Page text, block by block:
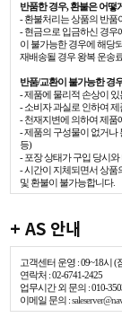
반품한 경우, 환불은 어떻
- 환불처리는 상품의 반품
- 현금으로 입금하신 경우
이 불가능한 경우에 해당
재배송될 경우 왕복 운송
반품/교환이 불가능한 경
- 제품에 물리적 손상이 있
- 소비자 과실로 인하여
- 천재지변에 의하여 제품
- 제품의 구성물이 없거나
등)
- 포장 상태가 구입 당시
- 시간이 지체되면서 상품
및 환불이 불가능합니다.
+ AS 안내
고객센터 운영 : 09~18시 (
연락처 : 02-6741-2425
업무시간 외 문의 : 010-
이메일 문의 :